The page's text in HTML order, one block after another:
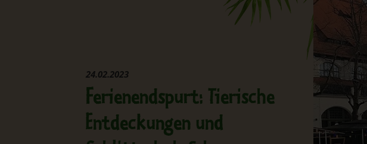
24.02.2023
Ferienendspurt: Tierische
Entdeckungen und